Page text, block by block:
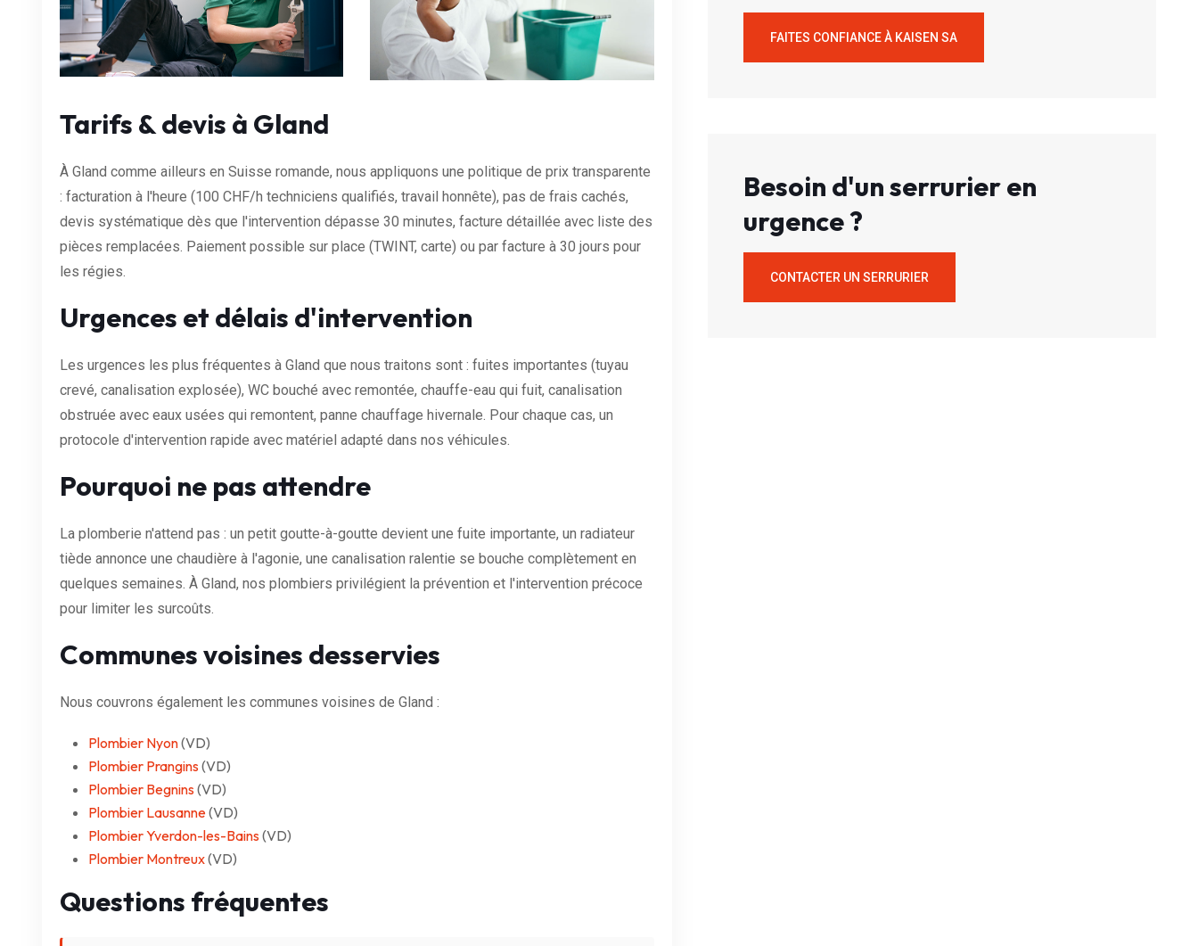
Tarifs & devis à Gland
À Gland comme ailleurs en Suisse romande, nous appliquons une politique de prix transparente
: facturation à l'heure (100 CHF/h techniciens qualifiés, travail honnête), pas de frais cachés,
devis systématique dès que l'intervention dépasse 30 minutes, facture détaillée avec liste des
pièces remplacées. Paiement possible sur place (TWINT, carte) ou par facture à 30 jours pour
les régies.
Urgences et délais d'intervention
Les urgences les plus fréquentes à Gland que nous traitons sont : fuites importantes (tuyau
crevé, canalisation explosée), WC bouché avec remontée, chauffe-eau qui fuit, canalisation
obstruée avec eaux usées qui remontent, panne chauffage hivernale. Pour chaque cas, un
protocole d'intervention rapide avec matériel adapté dans nos véhicules.
Pourquoi ne pas attendre
La plomberie n'attend pas : un petit goutte-à-goutte devient une fuite importante, un radiateur
tiède annonce une chaudière à l'agonie, une canalisation ralentie se bouche complètement en
quelques semaines. À Gland, nos plombiers privilégient la prévention et l'intervention précoce
pour limiter les surcoûts.
Communes voisines desservies
Nous couvrons également les communes voisines de Gland :
Plombier Nyon(VD)
Plombier Prangins(VD)
Plombier Begnins(VD)
Plombier Lausanne(VD)
Plombier Yverdon-les-Bains(VD)
Plombier Montreux(VD)
Questions fréquentes
FAITES CONFIANCE À KAISEN SA
Besoin d'un serrurier en
urgence ?
CONTACTER UN SERRURIER